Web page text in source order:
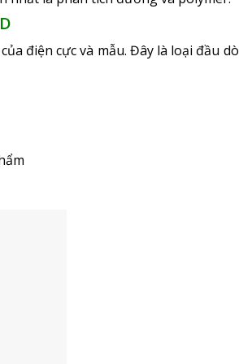
điện cực và mẫu. Đây là loại đầu